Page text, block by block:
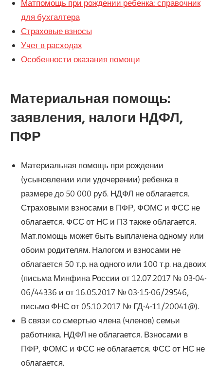
Матпомощь при рождении ребенка: справочник
для бухгалтера
Страховые взносы
Учет в расходах
Особенности оказания помощи
Материальная помощь:
заявления, налоги НДФЛ,
ПФР
Материальная помощь при рождении
(усыновлении или удочерении) ребенка в
размере до 50 000 руб. НДФЛ не облагается.
Страховыми взносами в ПФР, ФОМС и ФСС не
облагается. ФСС от НС и ПЗ также облагается.
Мат.помощь может быть выплачена одному или
обоим родителям. Налогом и взносами не
облагается 50 т.р. на одного или 100 т.р. на двоих
(письма Минфина России от 12.07.2017 № 03-04-
06/44336 и от 16.05.2017 № 03-15-06/29546,
письмо ФНС от 05.10.2017 № ГД-4-11/20041@).
В связи со смертью члена (членов) семьи
работника. НДФЛ не облагается. Взносами в
ПФР, ФОМС и ФСС не облагается. ФСС от НС не
облагается.